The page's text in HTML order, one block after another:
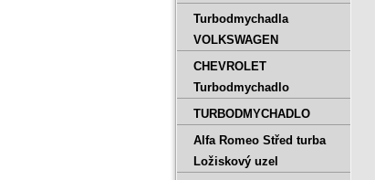
Turbodmychadla
VOLKSWAGEN
CHEVROLET
Turbodmychadlo
TURBODMYCHADLO
Alfa Romeo Střed turba
Ložiskový uzel